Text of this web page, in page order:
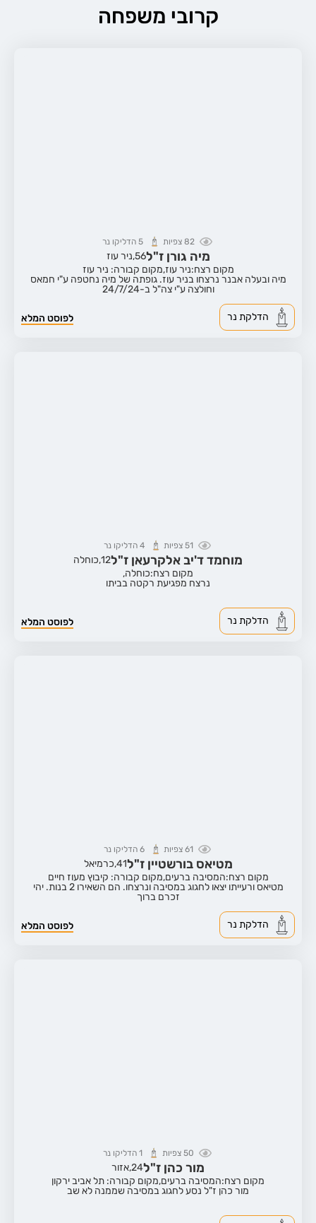
קרובי משפחה
82 צפיות 5 הדליקו נר
מיה גורן ז"ל56, ניר עוז
מקום רצח:ניר עוז,מקום קבורה: ניר עוז
מיה ובעלה אבנר נרצחו בניר עוז. גופתה של מיה נחטפה ע"י חמאס
וחולצה ע"י צה"ל ב-24/7/24
לפוסט המלא הדלקת נר
51 צפיות 4 הדליקו נר
מוחמד ד'יב אלקרעאן ז"ל12, כוחלה
מקום רצח:כוחלה,
נרצח מפגיעת רקטה בביתו
לפוסט המלא הדלקת נר
61 צפיות 6 הדליקו נר
מטיאס בורשטיין ז"ל41, כרמיאל
מקום רצח:המסיבה ברעים,מקום קבורה: קיבוץ מעוז חיים
מטיאס ורעייתו יצאו לחגוג במסיבה ונרצחו. הם השאירו 2 בנות. יהי
זכרם ברוך
לפוסט המלא הדלקת נר
50 צפיות 1 הדליקו נר
מור כהן ז"ל24,אזור
מקום רצח:המסיבה ברעים,מקום קבורה: תל אביב ירקון
מור כהן ז"ל נסע לחגוג במסיבה שממנה לא שב